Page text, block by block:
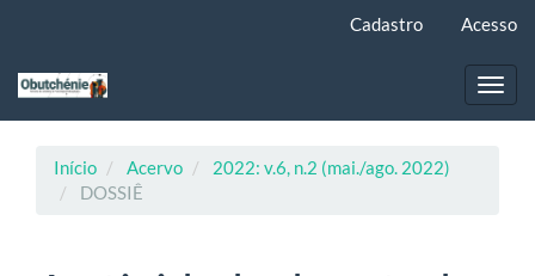
principal
Cadastro Acesso
Início Acervo
2022: v.6, n.2 (mai./ago. 2022)
DOSSIÊ